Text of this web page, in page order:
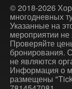
© 2018-2026
многодневных
Указанные на
мероприятии
Проверяйте
бронирования.
не являются
Информация о
размещены